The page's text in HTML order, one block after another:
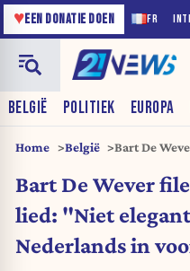
FR
♥EEN DONATIE DOEN
BELGIË POLITIEK EUROPA
Home België
Bart De
Bart De Wever
lied: "Niet
Nederlands in